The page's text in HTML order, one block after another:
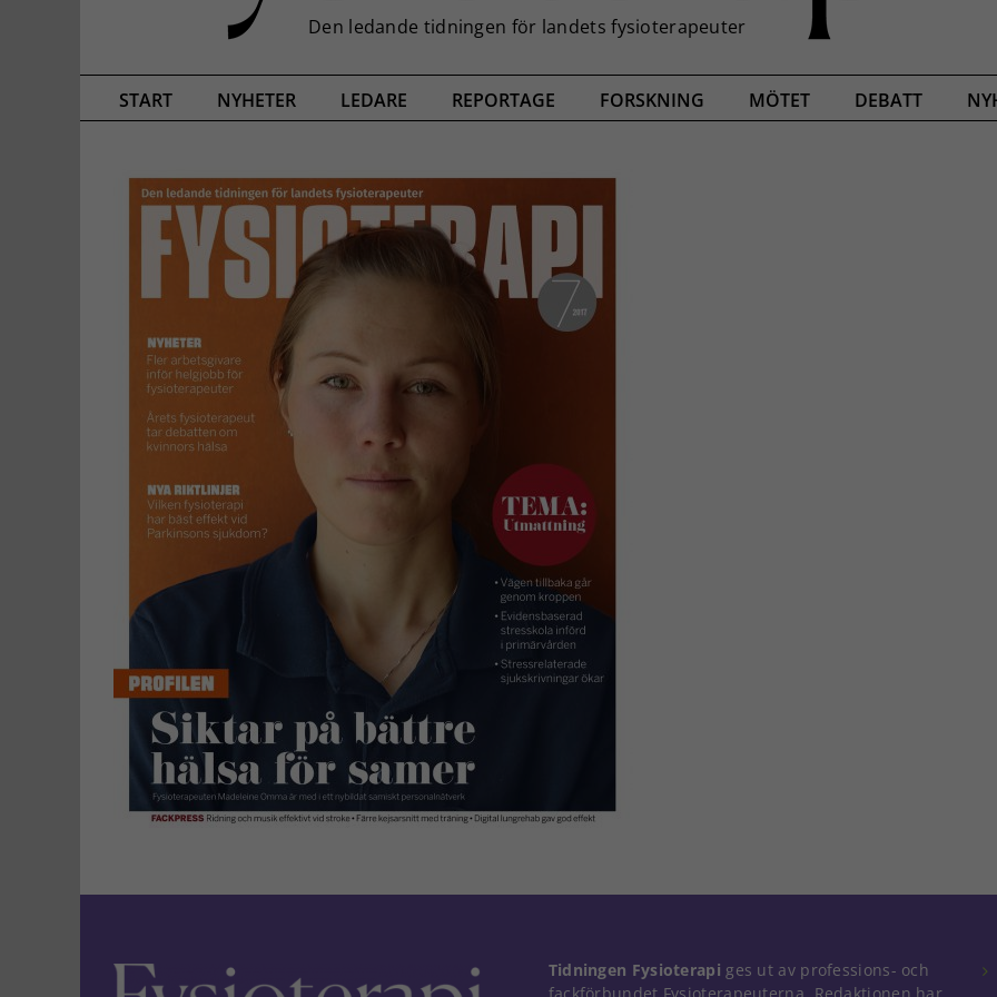
START NYHETER LEDARE REPORTAGE FORSKNING MÖTET DEBATT
Tidningen Fysioterapi ges ut av professions- och
fackförbundet Fysioterapeuterna. Redaktionen har